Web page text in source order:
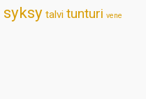
syksy talvi tunturi vene